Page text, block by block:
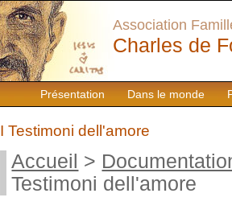
Présentation Dans le monde
Association
Charles de
I Testimoni dell'amore
Accueil >
Testimoni dell'amore